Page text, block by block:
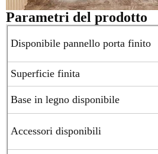
Parametri del prodotto
Disponibile pannello porta finito
Superficie finita
Base in legno disponibile
Accessori disponibili